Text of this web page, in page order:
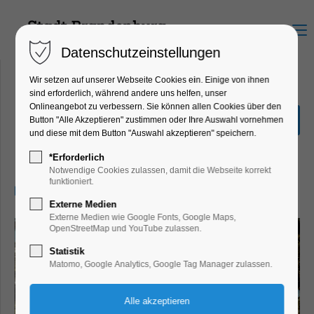
Menu
Fotoausstellung Destroying
Cultural Heritage
Ausstellung
Datenschutzeinstellungen
Wir setzen auf unserer Webseite Cookies ein. Einige von ihnen
sind erforderlich, während andere uns helfen, unser
Onlineangebot zu verbessern. Sie können allen Cookies über den
Button "Alle Akzeptieren" zustimmen oder Ihre Auswahl vornehmen
und diese mit dem Button "Auswahl akzeptieren" speichern.
*Erforderlich
Notwendige Cookies zulassen, damit die Webseite korrekt
funktioniert.
Externe Medien
Externe Medien wie Google Fonts, Google Maps,
OpenStreetMap und YouTube zulassen.
Statistik
Matomo, Google Analytics, Google Tag Manager zulassen.